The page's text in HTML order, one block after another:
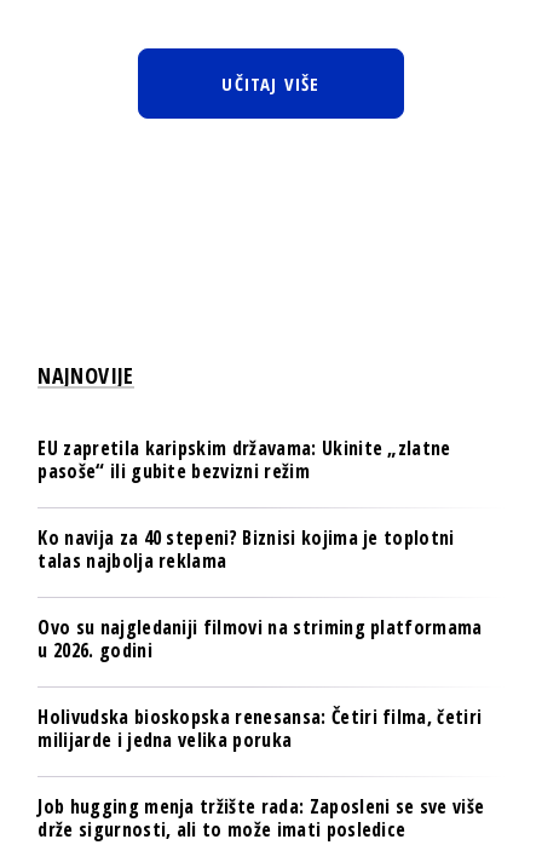
UČITAJ VIŠE
NAJNOVIJE
EU zapretila karipskim državama: Ukinite „zlatne
pasoše“ ili gubite bezvizni režim
Ko navija za 40 stepeni? Biznisi kojima je toplotni
talas najbolja reklama
Ovo su najgledaniji filmovi na striming platformama
u 2026. godini
Holivudska bioskopska renesansa: Četiri filma, četiri
milijarde i jedna velika poruka
Job hugging menja tržište rada: Zaposleni se sve više
drže sigurnosti, ali to može imati posledice